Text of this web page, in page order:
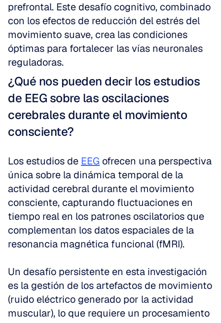
prefrontal. Este desafío cognitivo, combinado
con los efectos de reducción del estrés del
movimiento suave, crea las condiciones
óptimas para fortalecer las vías neuronales
reguladoras.
¿Qué nos pueden decir los estudios
de EEG sobre las oscilaciones
cerebrales durante el movimiento
consciente?
Los estudios de EEG ofrecen una perspectiva
única sobre la dinámica temporal de la
actividad cerebral durante el movimiento
consciente, capturando fluctuaciones en
tiempo real en los patrones oscilatorios que
complementan los datos espaciales de la
resonancia magnética funcional (fMRI).
Un desafío persistente en esta investigación
es la gestión de los artefactos de movimiento
(ruido eléctrico generado por la actividad
muscular), lo que requiere un procesamiento